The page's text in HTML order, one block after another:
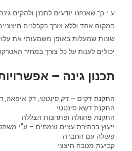
ע"י כך שאנחנו יודעים לתכנן ולהקים
במקום אחד וללא צורך בקבלנים
שונות שמעלות באופן משמעותי את
יכולים לענות על כל צורך במחיר
תכנון גינה –
התקנת דקים – דק סינטטי, דק איפאה,
התקנת דשא סינטטי
התקנת פרגולה ופתרונות הצללה
ייעוץ בבחירת עצים וצמחים – ע"י
פעולה עם החברה
קביעת מטבח חיצוני